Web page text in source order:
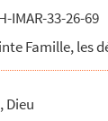
IMAR-33-26-69
Famille, les
Dieu